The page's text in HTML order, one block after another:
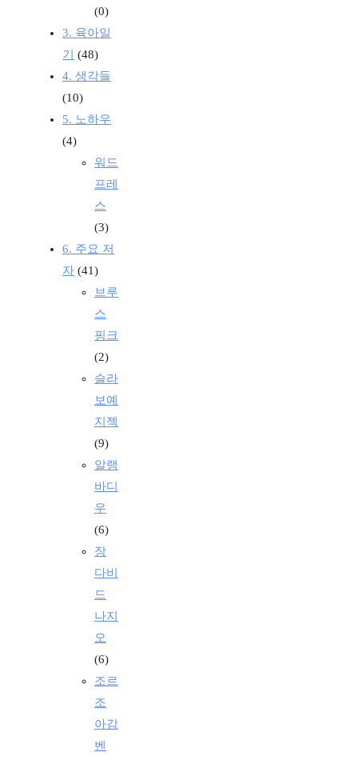
(0)
3. 육아일
기
(48)
4. 생각들
(10)
5. 노하우
(4)
워드
프레
스
(3)
6. 주요 저
자 (41)
브루
스
핑크
(2)
슬라
보예
지젝
(9)
알랭
바디
우
(6)
장
다비
드
나지
오
(6)
조르
조
아감
벤